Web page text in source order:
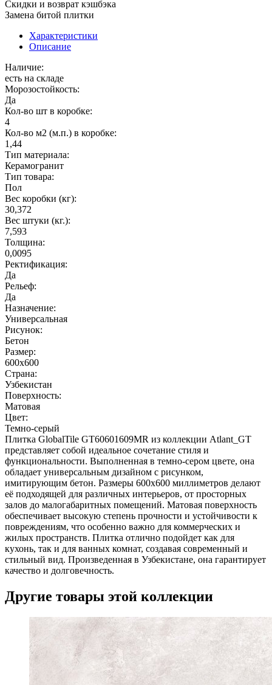
Скидки и возврат кэшбэка
Замена битой плитки
Характеристики
Описание
Наличие:
есть на складе
Морозостойкость:
Да
Кол-во шт в коробке:
4
Кол-во м2 (м.п.) в коробке:
1,44
Тип материала:
Керамогранит
Тип товара:
Пол
Вес коробки (кг):
30,372
Вес штуки (кг.):
7,593
Толщина:
0,0095
Ректификация:
Да
Рельеф:
Да
Назначение:
Универсальная
Рисунок:
Бетон
Размер:
600x600
Страна:
Узбекистан
Поверхность:
Матовая
Цвет:
Темно-серый
Плитка GlobalTile GT60601609MR из коллекции Atlant_GT
представляет собой идеальное сочетание стиля и
функциональности. Выполненная в темно-сером цвете, она
обладает универсальным дизайном с рисунком,
имитирующим бетон. Размеры 600x600 миллиметров делают
её подходящей для различных интерьеров, от просторных
залов до малогабаритных помещений. Матовая поверхность
обеспечивает высокую степень прочности и устойчивости к
повреждениям, что особенно важно для коммерческих и
жилых пространств. Плитка отлично подойдет как для
кухонь, так и для ванных комнат, создавая современный и
стильный вид. Произведенная в Узбекистане, она гарантирует
качество и долговечность.
Другие товары этой коллекции